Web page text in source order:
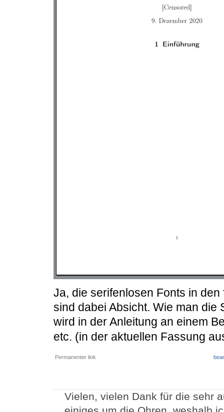
Ja, die serifenlosen Fonts in
sind dabei Absicht. Wie man
wird in der Anleitung an einem
etc. (in der aktuellen Fassung
Permanenter link
Vielen, vielen Dank für die sehr